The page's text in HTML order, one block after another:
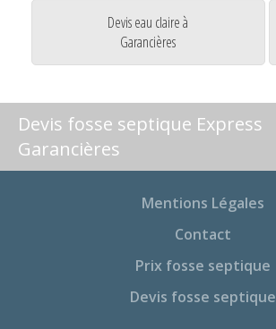
Devis eau claire à
Garancières
Devis fosse septique Express
Garancières
Mentions Légales
Contact
Prix fosse septique
Devis fosse septique